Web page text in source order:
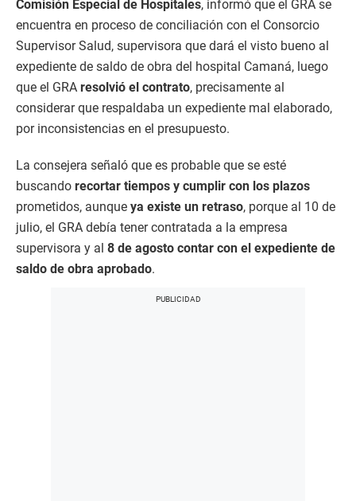
Comisión Especial de Hospitales, informó que el GRA se
encuentra en proceso de conciliación con el Consorcio
Supervisor Salud, supervisora que dará el visto bueno al
expediente de saldo de obra del hospital Camaná, luego
que el GRA resolvió el contrato, precisamente al
considerar que respaldaba un expediente mal elaborado,
por inconsistencias en el presupuesto.
La consejera señaló que es probable que se esté
buscando recortar tiempos y cumplir con los plazos
prometidos, aunque ya existe un retraso, porque al 10 de
julio, el GRA debía tener contratada a la empresa
supervisora y al 8 de agosto contar con el expediente de
saldo de obra aprobado.